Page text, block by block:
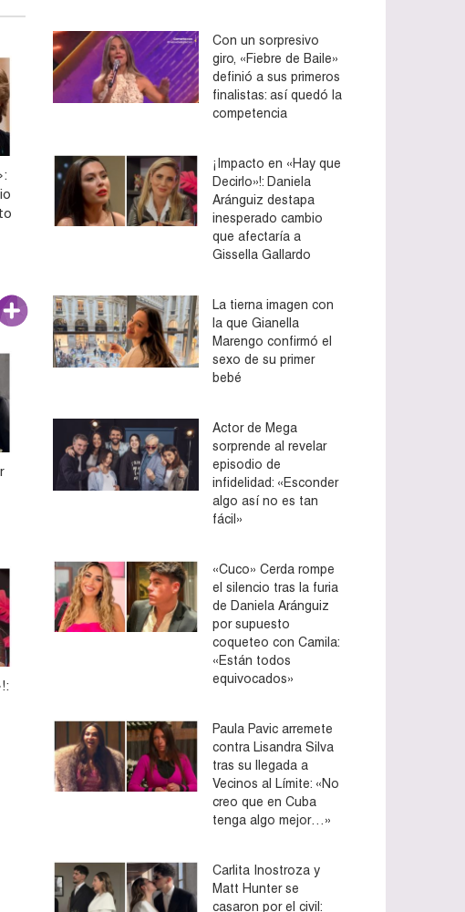
Con un sorpresivo
giro, «Fiebre de Baile»
definió a sus primeros
finalistas: así quedó la
competencia
¡Impacto en «Hay que
Decirlo»!: Daniela
Aránguiz destapa
inesperado cambio
que afectaría a
Gissella Gallardo
La tierna imagen con
la que Gianella
Marengo confirmó el
sexo de su primer
bebé
Actor de Mega
sorprende al revelar
episodio de
infidelidad: «Esconder
algo así no es tan
fácil»
«Cuco» Cerda rompe
el silencio tras la furia
de Daniela Aránguiz
por supuesto
coqueteo con Camila:
«Están todos
equivocados»
Paula Pavic arremete
contra Lisandra Silva
tras su llegada a
Vecinos al Límite: «No
creo que en Cuba
tenga algo mejor…»
Carlita Inostroza y
Matt Hunter se
casaron por el civil: